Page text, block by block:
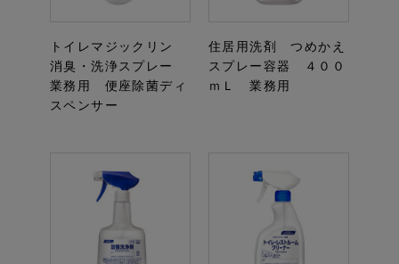
トイレマジックリン
消臭・洗浄スプレー
業務用 便座除菌ディ
スペンサー
住居用洗剤 つめかえ
スプレー容器 ４００
ｍＬ 業務用